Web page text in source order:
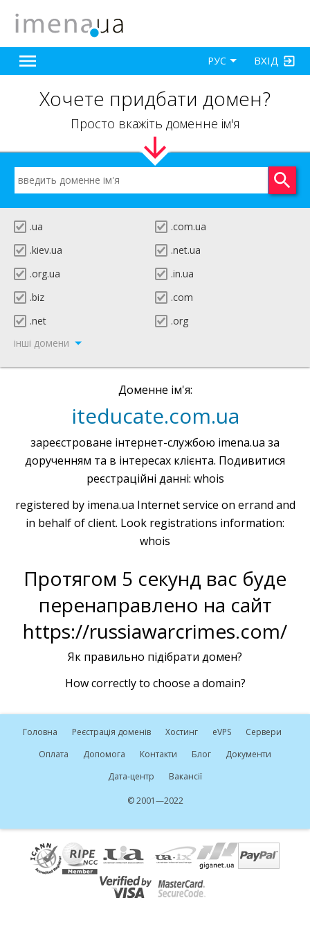
ВХІД
РУС
Хочете придбати домен?
Просто вкажіть доменне ім'я
.ua
.com.ua
.kiev.ua
.net.ua
.org.ua
.in.ua
.biz
.com
.net
.org
інші домени
Доменне ім'я:
iteducate.com.ua
зареєстроване інтернет-службою imena.ua за
дорученням та в інтересах клієнта. Подивитися
реєстраційні данні: whois
registered by imena.ua Internet service on errand and
in behalf of client. Look registrations information:
whois
Протягом 5 секунд вас буде
перенаправлено на сайт
https://russiawarcrimes.com/
Як правильно підібрати домен?
How correctly to choose a domain?
Головна Реєстрація доменів Хостинг eVPS
Сервери
Оплата
Допомога Контакти Блог
Документи
Дата-центр
Вакансії
© 2001—2022